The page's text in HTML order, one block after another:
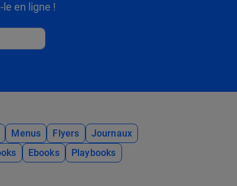
en ligne !
Menus Flyers
Journaux
Ebooks
Playbooks